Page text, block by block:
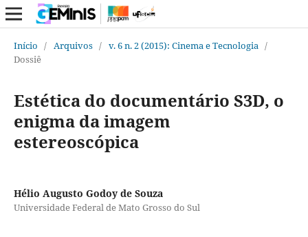
Início / Arquivos / v. 6 n. 2 (2015): Cinema e Tecnologia /
Dossiê
Estética do documentário S3D, o
enigma da imagem
estereoscópica
Hélio Augusto Godoy de Souza
Universidade Federal de Mato Grosso do Sul